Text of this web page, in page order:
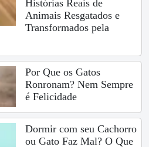
Histórias Reais de
Animais Resgatados e
Transformados pela
Por Que os Gatos
Ronronam? Nem Sempre
é Felicidade
Dormir com seu Cachorro
ou Gato Faz Mal? O Que